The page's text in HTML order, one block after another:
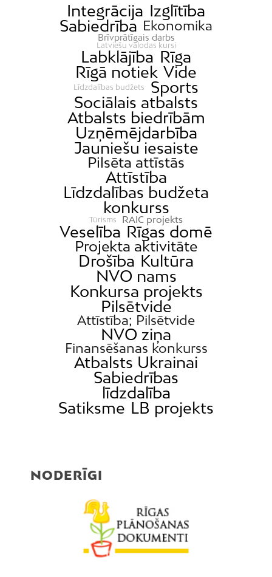
Dārzciems
Ķengarags
Pētersala-Andrejsala
Pleskodāle
Rumbula
Sarkandaugava
Integrācija Izglītība
Sabiedrība Ekonomika
Brīvprātīgais darbs
Latviešu valodas kursi
Labklājība Rīga
Rīgā notiek Vide
Līdzdalības budžets
Sports
Sociālais atbalsts
Atbalsts biedrībām
Uzņēmējdarbība
Jauniešu iesaiste
Pilsēta attīstās
Attīstība
Līdzdalības budžeta
konkurss
Tūrisms RAIC projekts
Veselība Rīgas domē
Projekta aktivitāte
Drošība Kultūra
NVO nams
Konkursa projekts
Pilsētvide
Attīstība; Pilsētvide
NVO ziņa
Finansēšanas konkurss
Atbalsts Ukrainai
Sabiedrības
līdzdalība
Satiksme LB projekts
NODERĪGI